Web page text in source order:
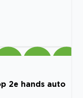
2e hands auto